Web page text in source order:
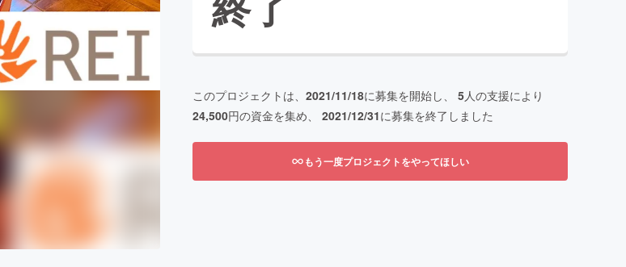
このプロジェクトは、 2021/11/18に募集を開始し、 5人の支援により
24,500円の資金を集め、 2021/12/31に募集を終了しました
もう一度プロジェクトをやってほしい